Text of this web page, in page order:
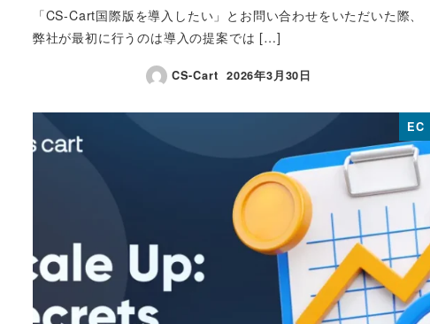
「CS-Cart国際版を導入したい」とお問い合わせをいただいた際、
弊社が最初に行うのは導入の提案では […]
CS-Cart
投稿日
2026年3月30日
EC